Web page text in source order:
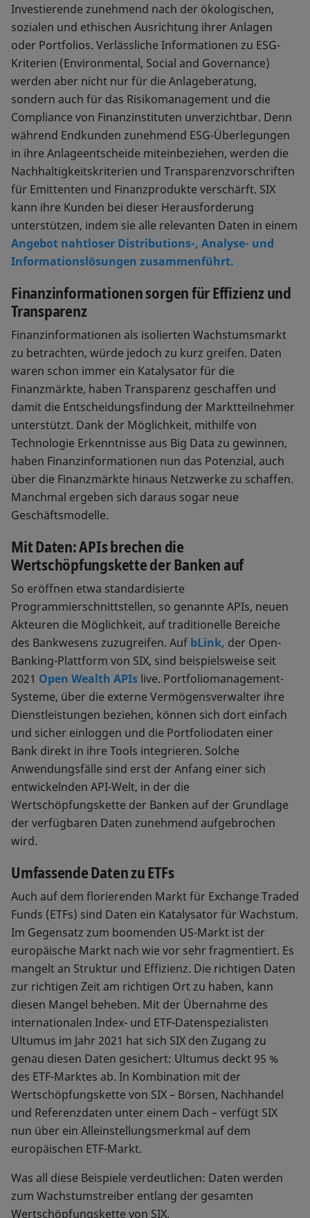
Investierende zunehmend nach der ökologischen,
sozialen und ethischen Ausrichtung ihrer Anlagen
oder Portfolios. Verlässliche Informationen zu ESG-
Kriterien (Environmental, Social and Governance)
werden aber nicht nur für die Anlageberatung,
sondern auch für das Risikomanagement und die
Compliance von Finanzinstituten unverzichtbar. Denn
während Endkunden zunehmend ESG-Überlegungen
in ihre Anlageentscheide miteinbeziehen, werden die
Nachhaltigkeitskriterien und Transparenzvorschriften
für Emittenten und Finanzprodukte verschärft. SIX
kann ihre Kunden bei dieser Herausforderung
unterstützen, indem sie alle relevanten Daten in einem
Angebot nahtloser Distributions-, Analyse- und
Informationslösungen zusammenführt.
Finanzinformationen sorgen für Effizienz und
Transparenz
Finanzinformationen als isolierten Wachstumsmarkt
zu betrachten, würde jedoch zu kurz greifen. Daten
waren schon immer ein Katalysator für die
Finanzmärkte, haben Transparenz geschaffen und
damit die Entscheidungsfindung der Marktteilnehmer
unterstützt. Dank der Möglichkeit, mithilfe von
Technologie Erkenntnisse aus Big Data zu gewinnen,
haben Finanzinformationen nun das Potenzial, auch
über die Finanzmärkte hinaus Netzwerke zu schaffen.
Manchmal ergeben sich daraus sogar neue
Geschäftsmodelle.
Mit Daten: APIs brechen die
Wertschöpfungskette der Banken auf
So eröffnen etwa standardisierte
Programmierschnittstellen, so genannte APIs, neuen
Akteuren die Möglichkeit, auf traditionelle Bereiche
des Bankwesens zuzugreifen. Auf bLink, der Open-
Banking-Plattform von SIX, sind beispielsweise seit
2021 Open Wealth APIs live. Portfoliomanagement-
Systeme, über die externe Vermögensverwalter ihre
Dienstleistungen beziehen, können sich dort einfach
und sicher einloggen und die Portfoliodaten einer
Bank direkt in ihre Tools integrieren. Solche
Anwendungsfälle sind erst der Anfang einer sich
entwickelnden API-Welt, in der die
Wertschöpfungskette der Banken auf der Grundlage
der verfügbaren Daten zunehmend aufgebrochen
wird.
Umfassende Daten zu ETFs
Auch auf dem florierenden Markt für Exchange Traded
Funds (ETFs) sind Daten ein Katalysator für Wachstum.
Im Gegensatz zum boomenden US-Markt ist der
europäische Markt nach wie vor sehr fragmentiert. Es
mangelt an Struktur und Effizienz. Die richtigen Daten
zur richtigen Zeit am richtigen Ort zu haben, kann
diesen Mangel beheben. Mit der Übernahme des
internationalen Index- und ETF-Datenspezialisten
Ultumus im Jahr 2021 hat sich SIX den Zugang zu
genau diesen Daten gesichert: Ultumus deckt 95 %
des ETF-Marktes ab. In Kombination mit der
Wertschöpfungskette von SIX – Börsen, Nachhandel
und Referenzdaten unter einem Dach – verfügt SIX
nun über ein Alleinstellungsmerkmal auf dem
europäischen ETF-Markt.
Was all diese Beispiele verdeutlichen: Daten werden
zum Wachstumstreiber entlang der gesamten
Wertschöpfungskette von SIX.